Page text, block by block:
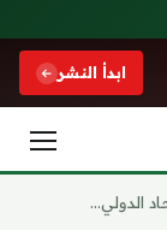
ابدأ النشر
الدولي...